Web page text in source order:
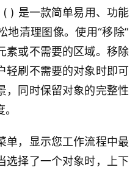
) 是一款简单易用、功能
地清理图像。使用“移除”
素或不需要的区域。移除
轻刷不需要的对象时即可
，同时保留对象的完整性
单，显示您工作流程中最
选择了一个对象时，上下